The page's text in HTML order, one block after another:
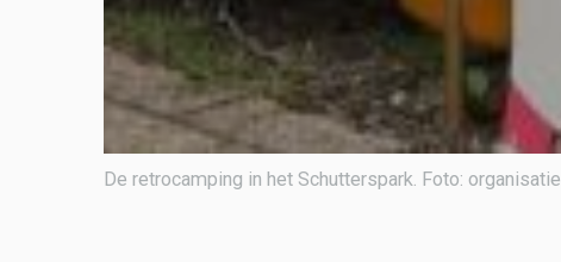
De retrocamping in het Schutterspark. Foto: organisatie